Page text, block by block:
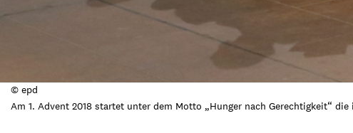
© epd
Am 1. Advent 2018 startet unter dem Motto „Hunger nach Gerechtigkeit“